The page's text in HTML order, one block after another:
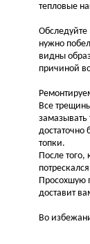
тепловые
нужно
видны
причиной
Все
достаточно
топки.
После того,
Просохшую
доставит
Во